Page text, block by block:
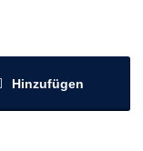
Hinzufügen